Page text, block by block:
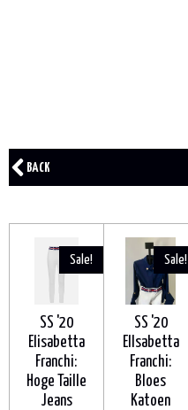
BACK
Sale!
SS '20
Elisabetta
Franchi:
Hoge Taille
Jeans
Sale!
SS '20
ElIsabetta
Franchi:
Bloes
Katoen